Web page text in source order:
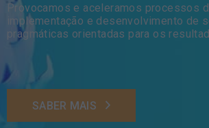
Provocamos e aceleramos processos
implementação e desenvolvimento de
pragmáticas orientadas para os
SABER MAIS